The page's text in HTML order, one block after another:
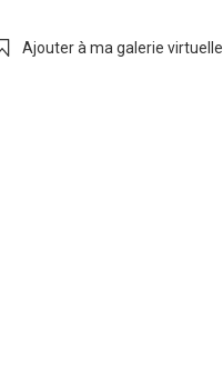
Ajouter à ma galerie virtuelle